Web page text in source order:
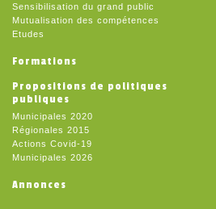
Sensibilisation du grand public
Mutualisation des compétences
Etudes
Formations
Propositions de politiques
publiques
Municipales 2020
Régionales 2015
Actions Covid-19
Municipales 2026
Annonces